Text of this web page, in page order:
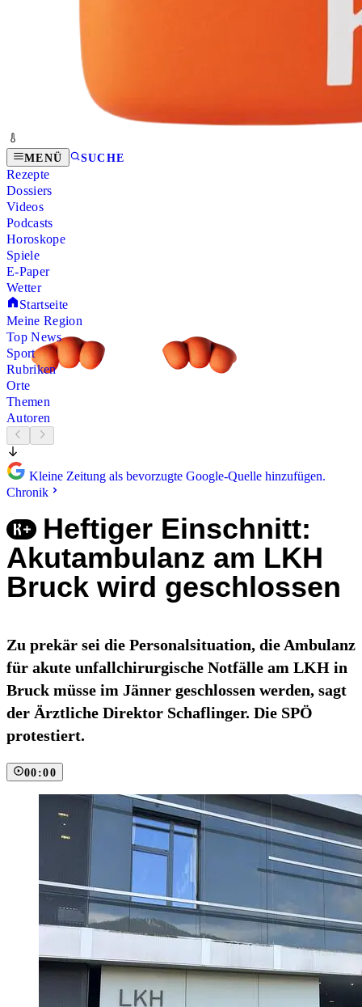
MENÜ SUCHE
Rezepte
Dossiers
Videos
Podcasts
Horoskope
Spiele
E-Paper
Wetter
Startseite
Meine Region
Top News
Sport
Rubriken
Orte
Themen
Autoren
Kleine Zeitung als bevorzugte Google-Quelle hinzufügen.
Chronik
Heftiger Einschnitt:
Akutambulanz am LKH
Bruck wird geschlossen
Zu prekär sei die Personalsituation, die Ambulanz
für akute unfallchirurgische Notfälle am LKH in
Bruck müsse im Jänner geschlossen werden, sagt
der Ärztliche Direktor Schaflinger. Die SPÖ
protestiert.
00:00